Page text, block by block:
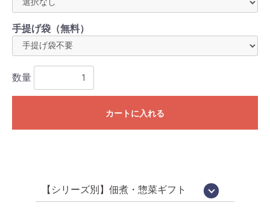
手提げ袋（無料）
数量
カートに入れる
【シリーズ別】佃煮・惣菜ギフト
高級佃煮ギフト
国産佃煮・惣菜詰め合わせ[百貨店限定販
鵜舞屋昆布巻詰合せ[鵜舞屋のロングセラ
佃煮 味三昧[食べきりサイズの佃煮詰め
老舗の味物語[岐阜の美味いもの詰め合わ
佃煮・肉惣菜詰め合わせ
信長の郷[岐阜土産・武将パッケージ]
鮎昆布巻詰合せ
鮎一夜干し詰合せ
逸品惣菜
国産煮豚・煮鶏詰合せ
[明宝ハム×鵜舞屋]詰め合わせ
そうめん・佃煮詰め合わせ
カジュアルギフト「味あわせ」
岐阜土産